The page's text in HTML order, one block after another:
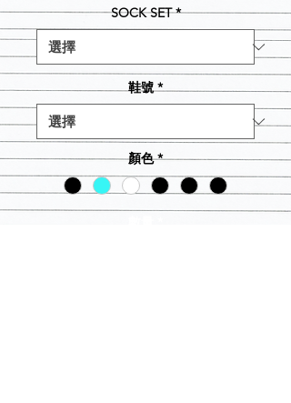
價
格
SOCK SET *
鞋號 *
顏色 *